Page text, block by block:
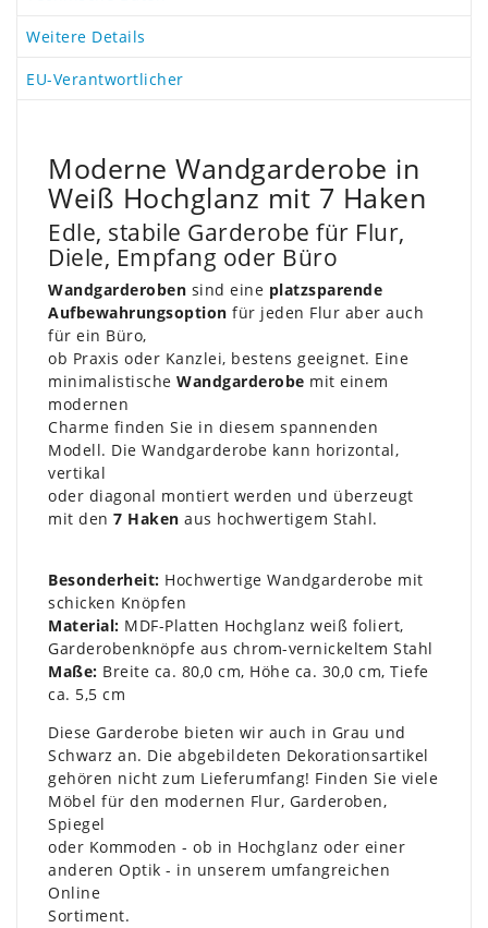
Weitere Details
EU-Verantwortlicher
Moderne Wandgarderobe in
Weiß Hochglanz mit 7 Haken
Edle, stabile Garderobe für Flur,
Diele, Empfang oder Büro
Wandgarderoben sind eine platzsparende
Aufbewahrungsoption für jeden Flur aber auch
für ein Büro,
ob Praxis oder Kanzlei, bestens geeignet. Eine
minimalistische Wandgarderobe mit einem
modernen
Charme finden Sie in diesem spannenden
Modell. Die Wandgarderobe kann horizontal,
vertikal
oder diagonal montiert werden und überzeugt
mit den 7 Haken aus hochwertigem Stahl.
Besonderheit: Hochwertige Wandgarderobe mit
schicken Knöpfen
Material: MDF-Platten Hochglanz weiß foliert,
Garderobenknöpfe aus chrom-vernickeltem Stahl
Maße: Breite ca. 80,0 cm, Höhe ca. 30,0 cm, Tiefe
ca. 5,5 cm
Diese Garderobe bieten wir auch in Grau und
Schwarz an. Die abgebildeten Dekorationsartikel
gehören nicht zum Lieferumfang! Finden Sie viele
Möbel für den modernen Flur, Garderoben,
Spiegel
oder Kommoden - ob in Hochglanz oder einer
anderen Optik - in unserem umfangreichen
Online
Sortiment.